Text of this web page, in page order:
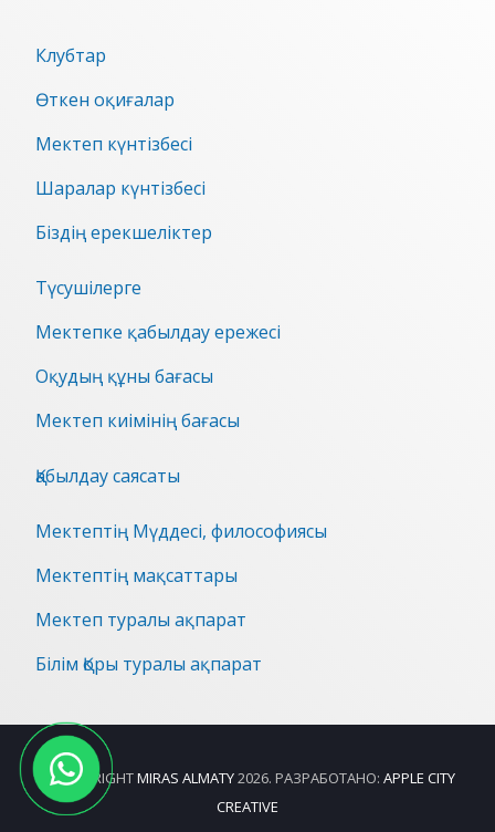
Клубтар
Өткен оқиғалар
Мектеп күнтізбесі
Шаралар күнтізбесі
Біздің ерекшеліктер
Түсушілерге
Мектепке қабылдау ережесі
Оқудың құны бағасы
Мектеп киімінің бағасы
Қабылдау саясаты
Мектептің Мүддесі, философиясы
Мектептің мақсаттары
Мектеп туралы ақпарат
Білім Қоры туралы ақпарат
© COPYRIGHTMIRAS ALMATY2026. РАЗРАБОТАНО: APPLE CITY
CREATIVE